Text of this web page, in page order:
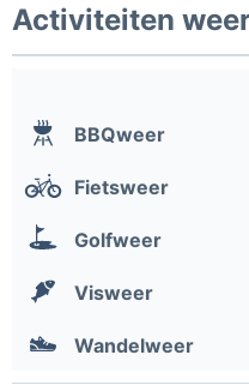
Activiteiten
BBQweer
Fietsweer
Golfweer
Visweer
Wandelweer